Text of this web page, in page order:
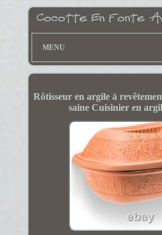
MENU
Rôtisseur en argile à
saine Cuisinier en